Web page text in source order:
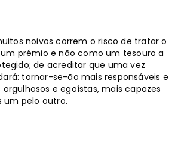
noivos correm o risco de tratar o
prémio e não como um tesouro a
de acreditar que uma vez
tornar-se-ão mais responsáveis e
e egoístas, mais capazes
um pelo outro.